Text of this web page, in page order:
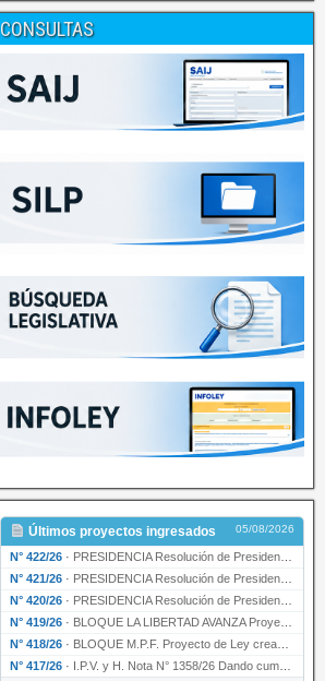
CONSULTAS
Últimos proyectos ingresados 05/08/2026
N° 422/26 · PRESIDENCIA Resolución de Presidencia N° 200/26 para su ratificación.
N° 421/26 · PRESIDENCIA Resolución de Presidencia N° 199/26 para su ratificación.
N° 420/26 · PRESIDENCIA Resolución de Presidencia N° 198/26 para su ratificación.
N° 419/26 · BLOQUE LA LIBERTAD AVANZA Proyecto de Ley declarando la esencialidad del servicio educativ…
N° 418/26 · BLOQUE M.P.F. Proyecto de Ley creando el Ente Único Regulador de servicios públicos de la …
N° 417/26 · I.P.V. y H. Nota N° 1358/26 Dando cumplimiento al artículo 29 de la Ley provincial N° 1399…